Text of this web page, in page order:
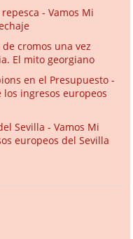
- Vamos Mi
cromos una vez
El mito georgiano
en el Presupuesto -
los ingresos europeos
Sevilla - Vamos Mi
europeos del Sevilla